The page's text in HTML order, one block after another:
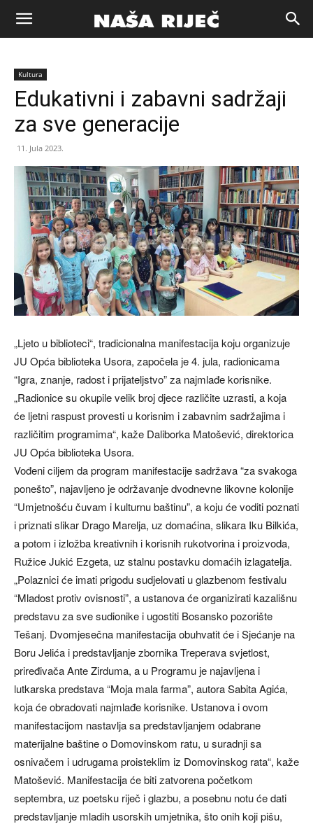
Naša
riječ
Kultura
Edukativni i zabavni sadržaji
za sve generacije
11. Jula 2023.
​„Ljeto u biblioteci“, tradicionalna manifestacija koju organizuje
JU Opća biblioteka Usora, započela je 4. jula, radionicama
“Igra, znanje, radost i prijateljstvo” za najmlađe korisnike.
„Radionice su okupile velik broj djece različite uzrasti, a koja
će ljetni raspust provesti u korisnim i zabavnim sadržajima i
različitim programima“, kaže Daliborka Matošević, direktorica
JU Opća biblioteka Usora.
Vođeni ciljem da program manifestacije sadržava “za svakoga
ponešto”, najavljeno je održavanje dvodnevne likovne kolonije
“Umjetnošću čuvam i kulturnu baštinu”, a koju će voditi poznati
i priznati slikar Drago Marelja, uz domaćina, slikara Iku Bilkića,
a potom i izložba kreativnih i korisnih rukotvorina i proizvoda,
Ružice Jukić Ezgeta, uz stalnu postavku domaćih izlagatelja.
„Polaznici će imati prigodu sudjelovati u glazbenom festivalu
“Mladost protiv ovisnosti”, a ustanova će organizirati kazališnu
predstavu za sve sudionike i ugostiti Bosansko pozorište
Tešanj. Dvomjesečna manifestacija obuhvatit će i Sjećanje na
Boru Jelića i predstavljanje zbornika Treperava svjetlost,
priređivača Ante Zirduma, a u Programu je najavljena i
lutkarska predstava “Moja mala farma”, autora Sabita Agića,
koja će obradovati najmlađe korisnike. Ustanova i ovom
manifestacijom nastavlja sa predstavljanjem odabrane
materijalne baštine o Domovinskom ratu, u suradnji sa
osnivačem i udrugama proisteklim iz Domovinskog rata“, kaže
Matošević. Manifestacija će biti zatvorena početkom
septembra, uz poetsku riječ i glazbu, a posebnu notu će dati
predstavljanje mladih usorskih umjetnika, što onih koji pišu,